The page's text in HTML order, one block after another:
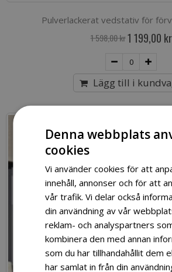
Pulverlackerat vedstativ för
1 598,00 kr Special
Price
1 199,00 kr
Lägg till i
Denna webbplats
cookies
Vi använder cookies för att
innehåll, annonser och för att
vår trafik. Vi delar också
din användning av vår
reklam- och analyspartners
kombinera den med annan
som du har tillhandahållit dem
har samlat in från din